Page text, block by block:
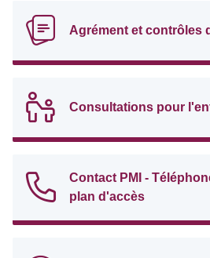
Agrément et contrôles
Consultations pour
Contact PMI -
plan d'accès